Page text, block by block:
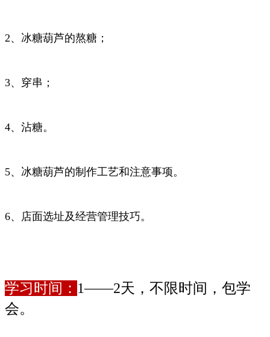
2、冰糖葫芦的熬糖；
3、穿串；
4、沾糖。
5、冰糖葫芦的制作工艺和注意事项。
6、店面选址及经营管理技巧。
学习时间： 1——2天，不限时间，包学
会。